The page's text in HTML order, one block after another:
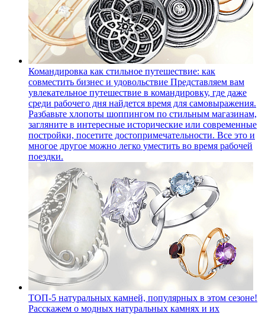
Командировка как стильное путешествие: как
совместить бизнес и удовольствие Представляем вам
увлекательное путешествие в командировку, где даже
среди рабочего дня найдется время для самовыражения.
Разбавьте хлопоты шоппингом по стильным магазинам,
загляните в интересные исторические или современные
постройки, посетите достопримечательности. Все это и
многое другое можно легко уместить во время рабочей
поездки.
ТОП-5 натуральных камней, популярных в этом сезоне!
Расскажем о модных натуральных камнях и их